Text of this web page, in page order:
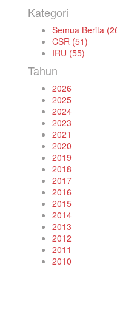
Kategori
Semua Berita
CSR (51)
IRU (55)
Tahun
2026
2025
2024
2023
2021
2020
2019
2018
2017
2016
2015
2014
2013
2012
2011
2010